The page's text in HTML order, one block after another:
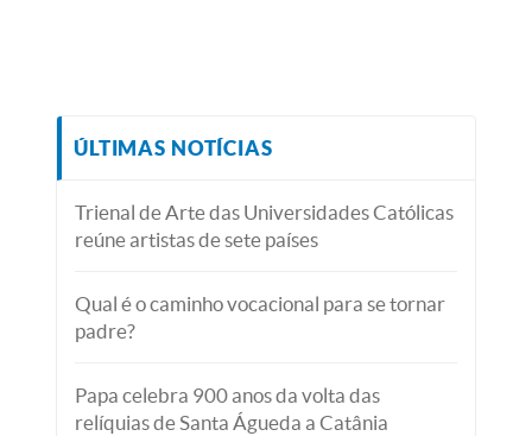
ÚLTIMAS NOTÍCIAS
Trienal de Arte das Universidades Católicas
reúne artistas de sete países
Qual é o caminho vocacional para se tornar
padre?
Papa celebra 900 anos da volta das
relíquias de Santa Águeda a Catânia